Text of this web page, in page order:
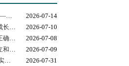
深化产教融合 共商育人新局 —— 华为技术有限公司一行来我校考察...
2026-07-14
校企携手育新人，共筑学子成长路 ——百胜中国山东分公司来校交...
2026-07-10
校长魏荣庆讲授树立和践行正确政绩观学习教育专题党课
2026-07-08
校党委副书记赵红军讲授树立和践行正确政绩观学习教育专题党课
2026-07-09
校地携手赋能就业 求职能力实训进校园暨校地服务签约仪式在我校...
2026-07-31